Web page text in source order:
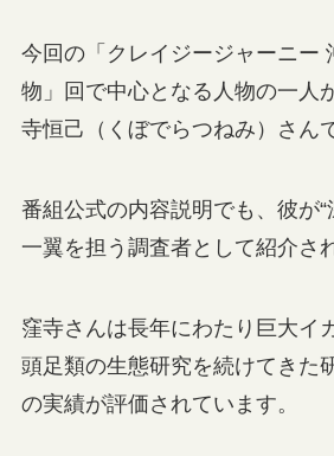
今回の「クレイジージャーニー
物」回で中心となる人物の一人
寺恒己（くぼでらつねみ）さん
番組公式の内容説明でも、彼が“
一翼を担う調査者として紹介さ
窪寺さんは長年にわたり巨大イ
頭足類の生態研究を続けてきた
の実績が評価されています。